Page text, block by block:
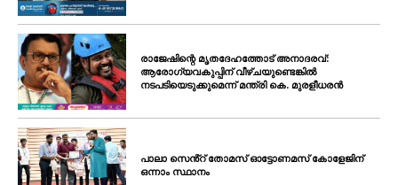
രാജേഷിന്റെ മൃതദേഹത്തോട് അനാദരവ്:
ആരോഗ്യവകുപ്പിന് വീഴ്ചയുണ്ടെങ്കിൽ
നടപടിയെടുക്കുമെന്ന് മന്ത്രി കെ. മുരളീധരൻ
പാലാ സെൻ്റ് തോമസ് ഓട്ടോണമസ് കോളേജിന്
ഒന്നാം സ്ഥാനം